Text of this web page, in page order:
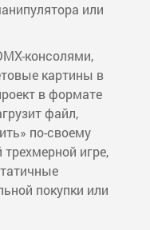
или
консолями,
картины в
в формате
файл,
по-своему
игре,
покупки или